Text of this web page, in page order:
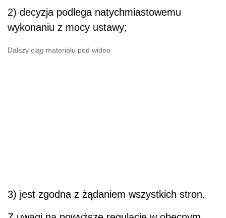
2) decyzja podlega natychmiastowemu
wykonaniu z mocy ustawy;
Dalszy ciąg materiału pod wideo
3) jest zgodna z żądaniem wszystkich stron.